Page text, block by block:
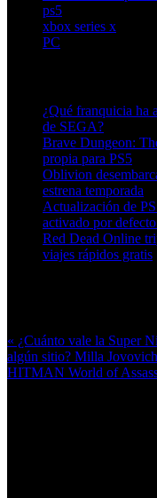
ps5
xbox series x
PC
¿Qué franquicia ha
de SEGA?
Brave Dungeon:
propia para PS5
Oblivion
estrena temporada
Actualización de
activado por
Red Dead Online
viajes rápidos gratis
« ¿Cuánto vale la Super
algún sitio? Milla
HITMAN World of